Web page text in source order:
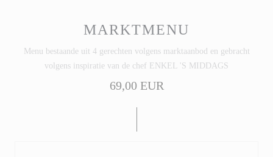
MARKTMENU
Menu bestaande uit 4 gerechten volgens marktaanbod en gebracht
volgens inspiratie van de chef ENKEL 'S MIDDAGS
69,00 EUR